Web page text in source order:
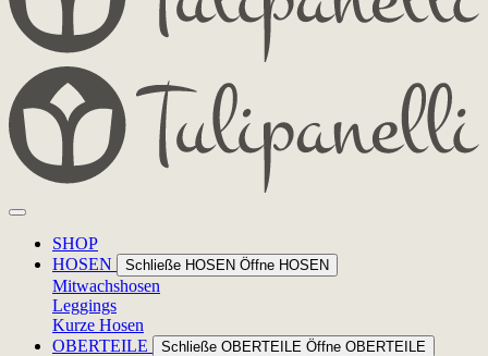
SHOP
HOSEN
Schließe HOSEN Öffne HOSEN
Mitwachshosen
Leggings
Kurze Hosen
OBERTEILE
Schließe OBERTEILE Öffne OBERTEILE